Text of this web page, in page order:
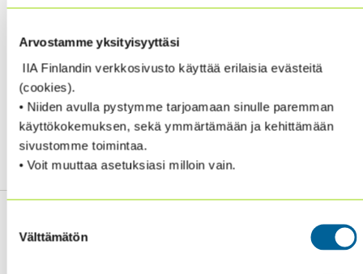
Arvostamme yksityisyyttäsi
IIA Finlandin verkkosivusto käyttää erilaisia evästeitä
(cookies).
• Niiden avulla pystymme tarjoamaan sinulle paremman
käyttökokemuksen, sekä ymmärtämään ja kehittämään
sivustomme toimintaa.
• Voit muuttaa asetuksiasi milloin vain.
valinta
Välttämätön
Haluatko, että Global IIA lähettää sinulle
kuukausittain sähköpostiisi ajankohtaiskatsauksen,
joka sisältää esim. Reutersin, Financial Timesin ja Wall
Street Journalin sisäistä tarkastusta käsitteleviä
artikkeleja.Pääset tilaamaan katsauksen tästä.